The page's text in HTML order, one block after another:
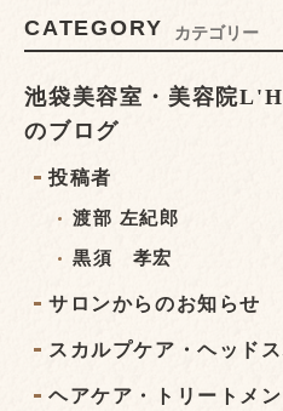
CATEGORY カテゴリー
池袋美容室・美容院
のブログ
投稿者
渡部 左紀郎
黒須 孝宏
サロンからのお知らせ
スカルプケア・ヘッド
ヘアケア・トリートメン